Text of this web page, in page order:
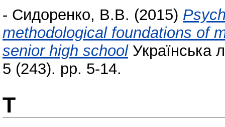
- Сидоренко, В.В. (2015)
methodological foundations of
senior high schoolУкраїнська
5 (243). pp. 5-14.
Т